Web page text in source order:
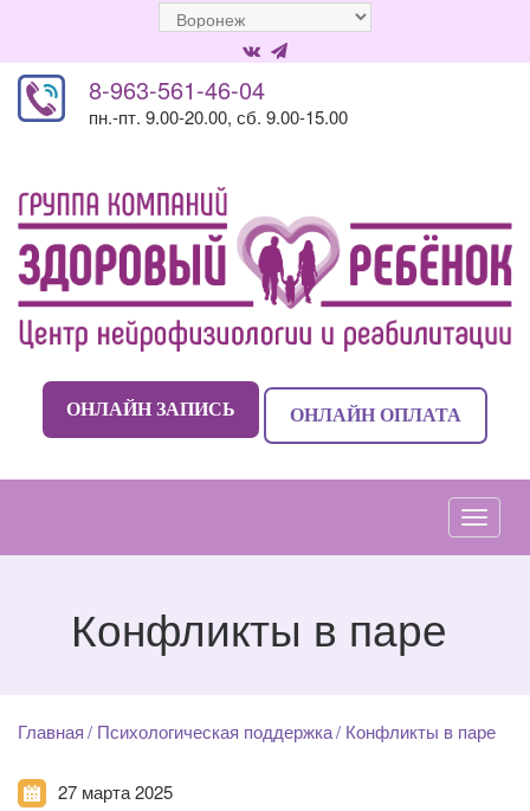
8-963-561-46-04
пн.-пт. 9.00-20.00, сб. 9.00-15.00
ОНЛАЙН ЗАПИСЬ ОНЛАЙН ОПЛАТА
Конфликты в паре
Главная Психологическая поддержка Конфликты в паре
27 марта 2025